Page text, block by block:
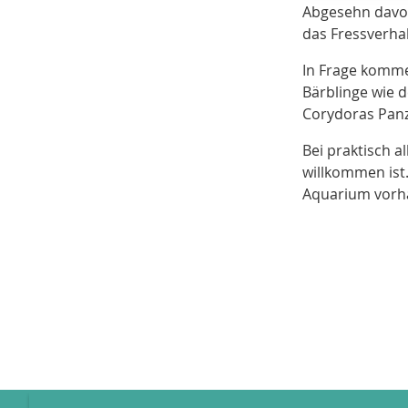
Abgesehn
das
In Frage
Bärblinge wie
Corydoras
Bei praktisch
willkommen
Aquarium